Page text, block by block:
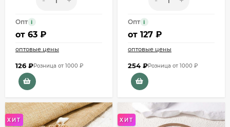
Опт i
от 63 ₽
оптовые цены
126 ₽Розница от 1000 ₽
Опт i
от 127 ₽
оптовые цены
254 ₽Розница от 1000 ₽
ХИТ ХИТ